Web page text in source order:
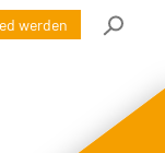
werden